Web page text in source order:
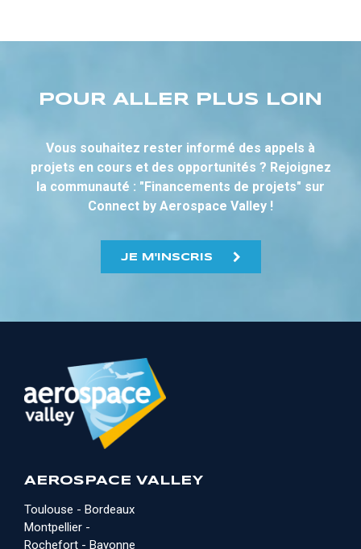
POUR ALLER PLUS LOIN
Vous souhaitez rester informé des appels à
projets en cours et des opportunités ? Rejoignez
la communauté : "Financements de projets" sur
Connect by Aerospace Valley !
JE M'INSCRIS
AEROSPACE VALLEY
Toulouse - Bordeaux
Montpellier -
Rochefort - Bayonne